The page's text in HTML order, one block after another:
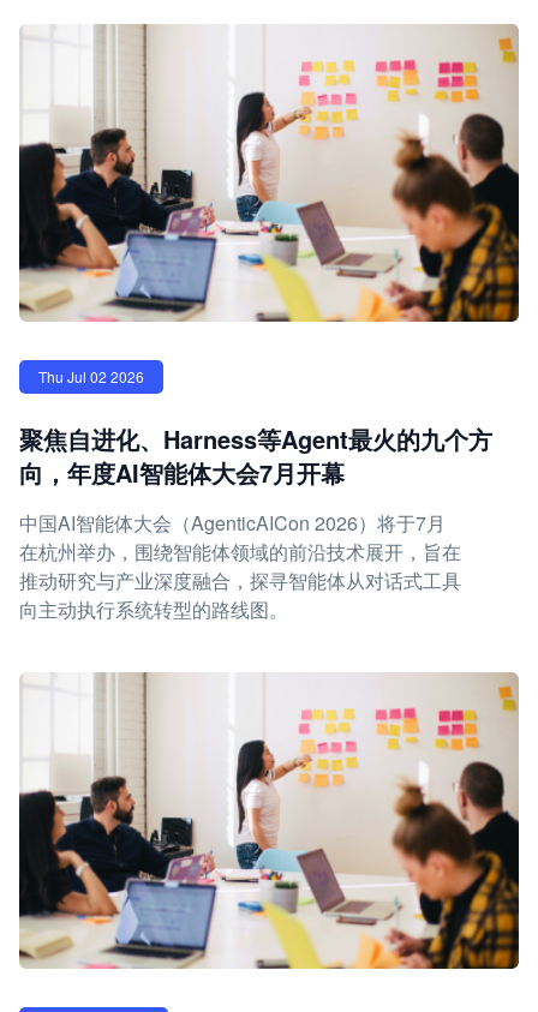
Thu Jul 02 2026
聚焦自进化、Harness等Agent最火的九个方
向，年度AI智能体大会7月开幕
中国AI智能体大会（AgenticAICon 2026）将于7月
在杭州举办，围绕智能体领域的前沿技术展开，旨在
推动研究与产业深度融合，探寻智能体从对话式工具
向主动执行系统转型的路线图。